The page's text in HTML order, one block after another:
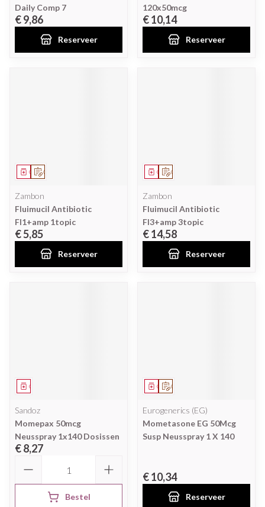
Daily Comp 7
€ 9,86
Reserveer
120x50mcg
€ 10,14
Reserveer
Op voorschrift
Geneesmiddel
Zambon
Fluimucil Antibiotic
Fl1+amp 1topic
€ 5,85
Reserveer
Op voorschrift
Geneesmiddel
Zambon
Fluimucil Antibiotic
Fl3+amp 3topic
€ 14,58
Reserveer
Geneesmiddel
Sandoz
Momepax 50mcg
Neusspray 1x140 Dosissen
€ 8,27
Bestel
Op voorschrift
Geneesmiddel
Eurogenerics (EG)
Mometasone EG 50Mcg
Susp Neusspray 1 X 140
€ 10,34
Reserveer